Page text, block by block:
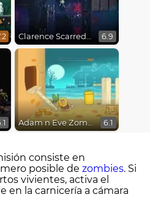
Clarence Scarred Silly 6.9
Adam n Eve Zombies 6.1
consiste en
posible de zombies. Si
vivientes, activa el
en la carnicería a cámara